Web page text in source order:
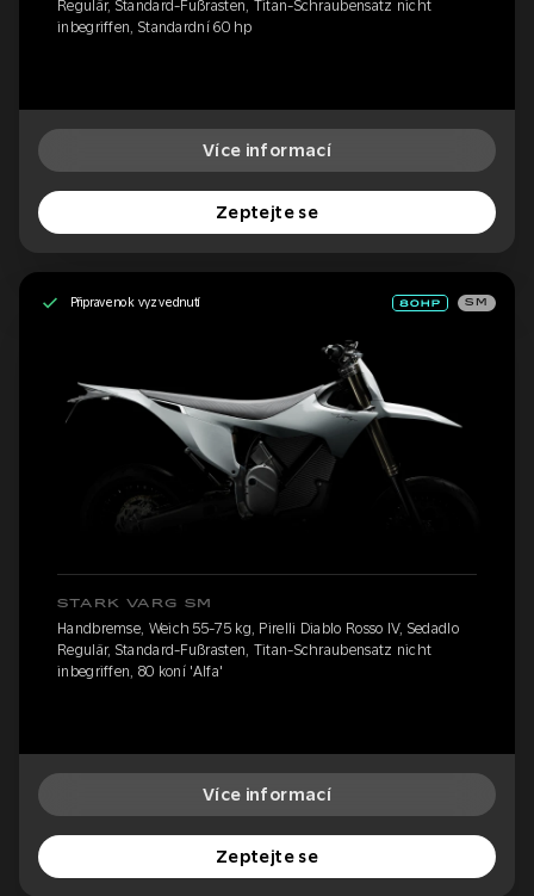
Regulär, Standard-Fußrasten, Titan-Schraubensatz nicht
inbegriffen, Standardní 60 hp
Více informací
Zeptejte se
Připraveno k vyzvednutí SM
STARK VARG SM
Handbremse, Weich 55-75 kg, Pirelli Diablo Rosso IV, Sedadlo
Regulär, Standard-Fußrasten, Titan-Schraubensatz nicht
inbegriffen, 80 koní 'Alfa'
Více informací
Zeptejte se